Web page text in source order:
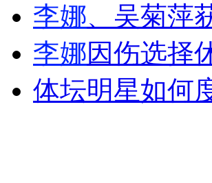
安徽一实载49人客车翻车
李娜、吴菊萍
李娜因伤选择
体坛明星如何